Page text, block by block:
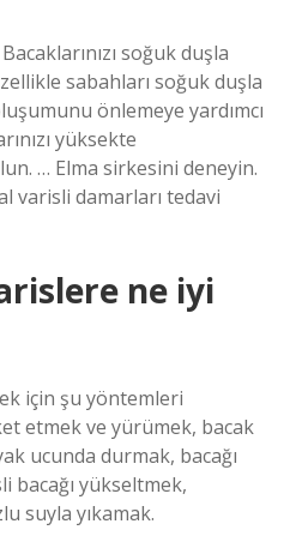
soğuk duşla
sabahları soğuk duşla
önlemeye yardımcı
yüksekte
… Elma sirkesini deneyin.
varisli damarları tedavi
ne iyi
için şu yöntemleri
etmek ve yürümek, bacak
ucunda durmak, bacağı
bacağı yükseltmek,
suyla yıkamak.